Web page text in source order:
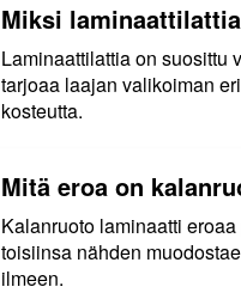
Miksi
Laminaattilattia on suosittu
tarjoaa laajan valikoiman
kosteutta.
Mitä eroa on
Kalanruoto laminaatti
toisiinsa nähden
ilmeen.